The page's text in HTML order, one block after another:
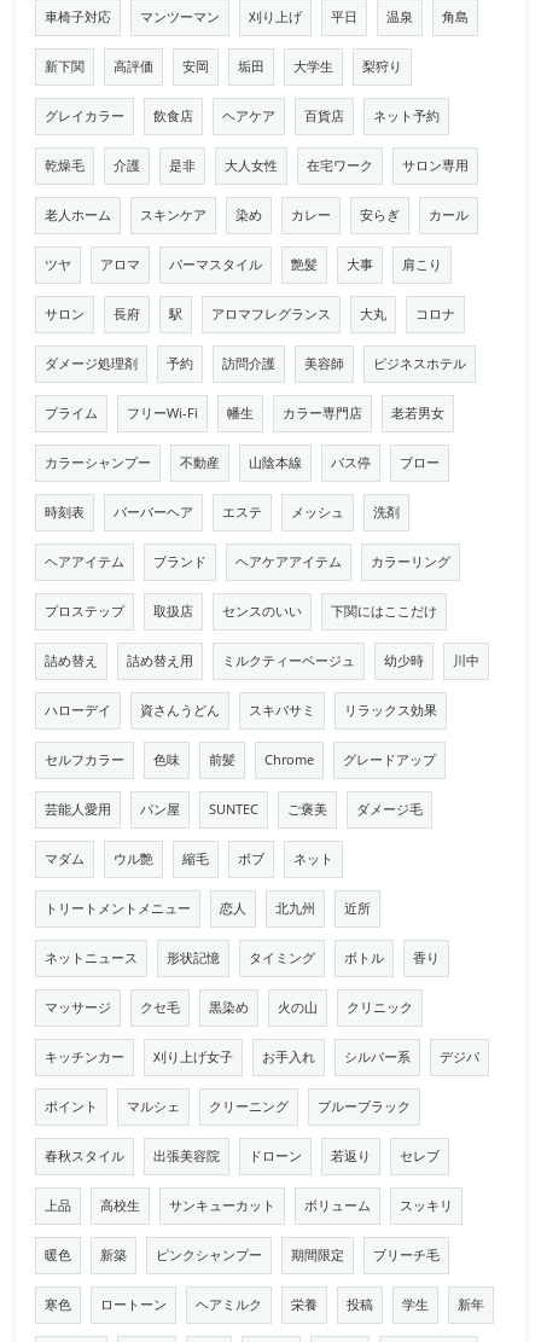
車椅子対応 マンツーマン 刈り上げ 平日 温泉 角島
新下関 高評価 安岡 垢田 大学生 梨狩り
グレイカラー 飲食店 ヘアケア 百貨店 ネット予約
乾燥毛 介護 是非 大人女性 在宅ワーク サロン専用
老人ホーム スキンケア 染め カレー 安らぎ カール
ツヤ アロマ パーマスタイル 艶髪 大事 肩こり
サロン 長府 駅 アロマフレグランス 大丸 コロナ
ダメージ処理剤 予約 訪問介護 美容師 ビジネスホテル
プライム フリーWi-Fi 幡生 カラー専門店 老若男女
カラーシャンプー 不動産 山陰本線 バス停 ブロー
時刻表 バーバーヘア エステ メッシュ 洗剤
ヘアアイテム ブランド ヘアケアアイテム カラーリング
プロステップ 取扱店 センスのいい 下関にはここだけ
詰め替え 詰め替え用 ミルクティーベージュ 幼少時 川中
ハローデイ 資さんうどん スキバサミ リラックス効果
セルフカラー 色味 前髪 Chrome グレードアップ
芸能人愛用 パン屋 SUNTEC ご褒美 ダメージ毛
マダム ウル艶 縮毛 ボブ ネット
トリートメントメニュー 恋人 北九州 近所
ネットニュース 形状記憶 タイミング ボトル 香り
マッサージ クセ毛 黒染め 火の山 クリニック
キッチンカー 刈り上げ女子 お手入れ シルバー系 デジパ
ポイント マルシェ クリーニング ブルーブラック
春秋スタイル 出張美容院 ドローン 若返り セレブ
上品 高校生 サンキューカット ボリューム スッキリ
暖色 新築 ピンクシャンプー 期間限定 ブリーチ毛
寒色 ロートーン ヘアミルク 栄養 投稿 学生 新年